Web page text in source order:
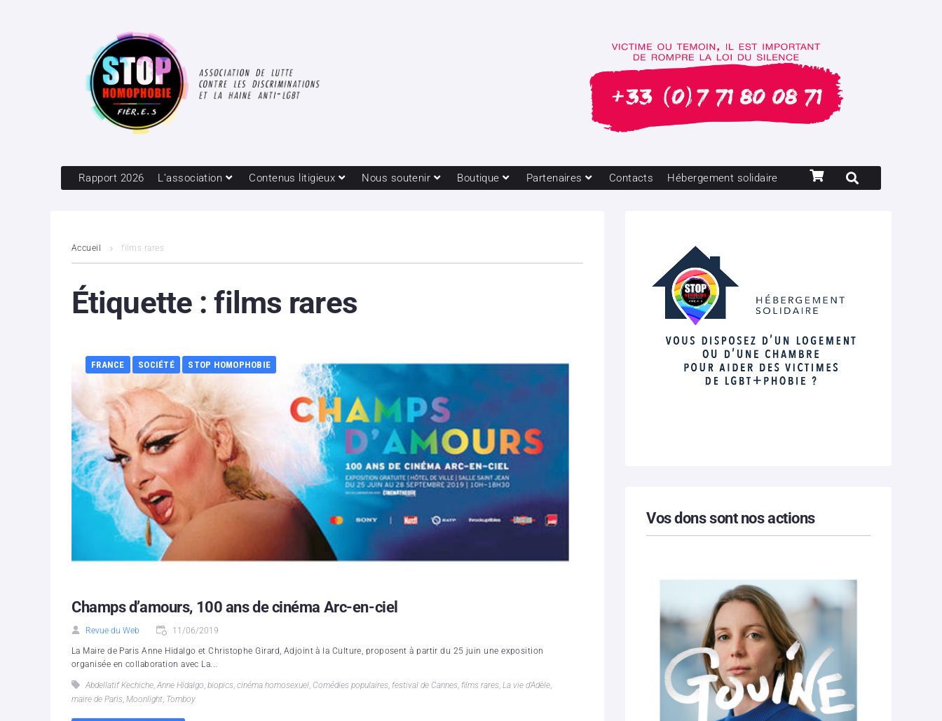
Rapport 2026 L’association Contenus litigieux Nous soutenir Boutique Partenaires Contacts Hébergement solidaire
Accueil films rares
Étiquette :films rares
FRANCE SOCIÉTÉ STOP HOMOPHOBIE
Champs d’amours, 100 ans de cinéma Arc-en-ciel
Revue du Web 11/06/2019
La Maire de Paris Anne Hidalgo et Christophe Girard, Adjoint à la Culture, proposent à partir du 25 juin une exposition
organisée en collaboration avec La...
Abdellatif Kechiche Anne Hidalgo biopics cinéma homosexuel Comédies populaires festival de Cannes films rares La vie d'Adèle
maire de Paris Moonlight Tomboy
Vos dons sont nos actions